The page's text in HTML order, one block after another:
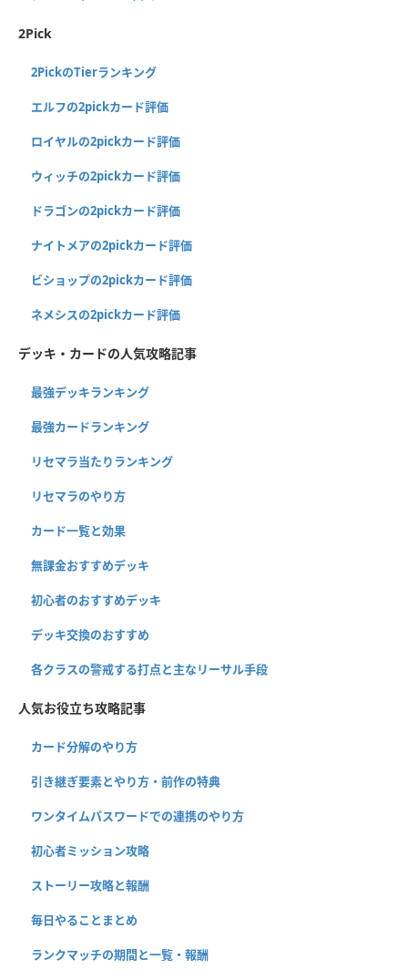
2Pick
2PickのTierランキング
エルフの2pickカード評価
ロイヤルの2pickカード評価
ウィッチの2pickカード評価
ドラゴンの2pickカード評価
ナイトメアの2pickカード評価
ビショップの2pickカード評価
ネメシスの2pickカード評価
デッキ・カードの人気攻略記事
最強デッキランキング
最強カードランキング
リセマラ当たりランキング
リセマラのやり方
カード一覧と効果
無課金おすすめデッキ
初心者のおすすめデッキ
デッキ交換のおすすめ
各クラスの警戒する打点と主なリーサル手段
人気お役立ち攻略記事
カード分解のやり方
引き継ぎ要素とやり方・前作の特典
ワンタイムパスワードでの連携のやり方
初心者ミッション攻略
ストーリー攻略と報酬
毎日やることまとめ
ランクマッチの期間と一覧・報酬